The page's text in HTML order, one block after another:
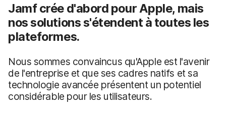
Jamf crée d'abord pour Apple, mais
nos solutions s'étendent à toutes les
plateformes.
Nous sommes convaincus qu'Apple est l'avenir
de l'entreprise et que ses cadres natifs et sa
technologie avancée présentent un potentiel
considérable pour les utilisateurs.